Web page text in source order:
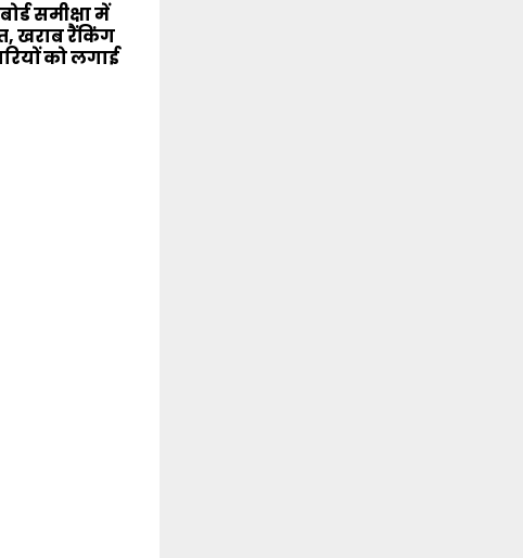
समीक्षा में
खराब रैंकिंग
को लगाई